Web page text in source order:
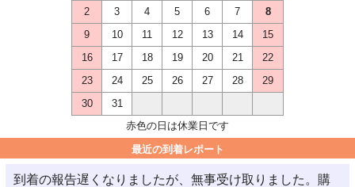
2
3 4 5 6 7
8
9
10 11 12 13 14
15
16
17 18 19 20 21
22
23
24 25 26 27 28
29
30
31
赤色の日は休業日です
最近の到着レポート
到着の報告遅くなりましたが、無事受け取りました。購